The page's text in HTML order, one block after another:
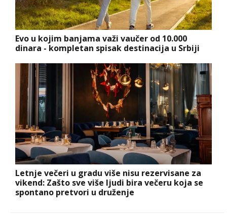
Evo u kojim banjama važi vaučer od 10.000
dinara - kompletan spisak destinacija u Srbiji
Letnje večeri u gradu više nisu rezervisane za
vikend: Zašto sve više ljudi bira večeru koja se
spontano pretvori u druženje